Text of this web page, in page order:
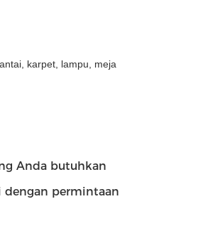
karpet, lampu, meja
Anda butuhkan
dengan permintaan